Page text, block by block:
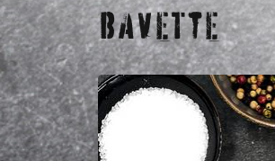
BAVETTE